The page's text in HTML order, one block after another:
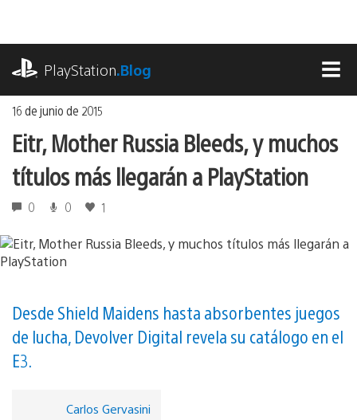
contenido
PlayStation.Blog
16 de junio de 2015
Eitr, Mother Russia Bleeds, y muchos
títulos más llegarán a PlayStation
0 0 1
Desde Shield Maidens hasta absorbentes juegos
de lucha, Devolver Digital revela su catálogo en el
E3.
Carlos Gervasini